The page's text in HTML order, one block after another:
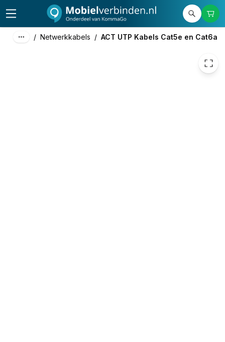
/ Netwerkkabels / ACT UTP Kabels Cat5e en Cat6a
€ 1,15